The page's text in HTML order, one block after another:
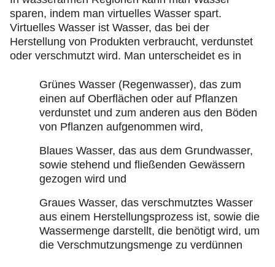
sparen, indem man virtuelles Wasser spart.
Virtuelles Wasser ist Wasser, das bei der
Herstellung von Produkten verbraucht, verdunstet
oder verschmutzt wird. Man unterscheidet es in
Grünes Wasser (Regenwasser), das zum
einen auf Oberflächen oder auf Pflanzen
verdunstet und zum anderen aus den Böden
von Pflanzen aufgenommen wird,
Blaues Wasser, das aus dem Grundwasser,
sowie stehend und fließenden Gewässern
gezogen wird und
Graues Wasser, das verschmutztes Wasser
aus einem Herstellungsprozess ist, sowie die
Wassermenge darstellt, die benötigt wird, um
die Verschmutzungsmenge zu verdünnen